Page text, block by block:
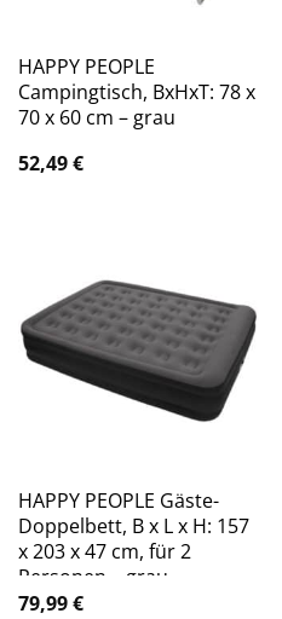
HAPPY PEOPLE
Campingtisch, BxHxT: 78 x
70 x 60 cm – grau
52,49€
HAPPY PEOPLE Gäste-
Doppelbett, B x L x H: 157
x 203 x 47 cm, für 2
Personen – grau
79,99€